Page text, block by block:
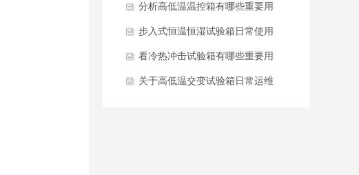
存
分析高低温温控箱有哪些重要用
途？
步入式恒温恒湿试验箱日常使用
重要规范有哪些？
看冷热冲击试验箱有哪些重要用
途？
关于高低温交变试验箱日常运维